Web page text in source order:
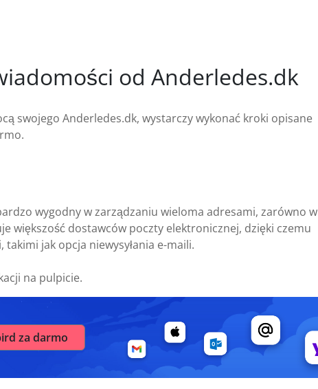
od Anderledes.dk
swojego Anderledes.dk, wystarczy wykonać kroki opisane
wygodny w zarządzaniu wieloma adresami, zarówno w
większość dostawców poczty elektronicznej, dzięki czemu
jak opcja niewysyłania e-maili.
na pulpicie.
za darmo